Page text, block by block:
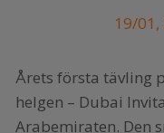
19/01,
Årets första tävling
helgen – Dubai
Arabemiraten. Den